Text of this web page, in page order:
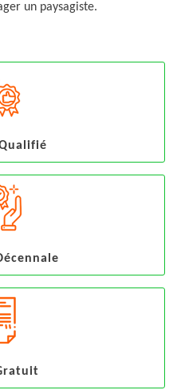
un paysagiste.